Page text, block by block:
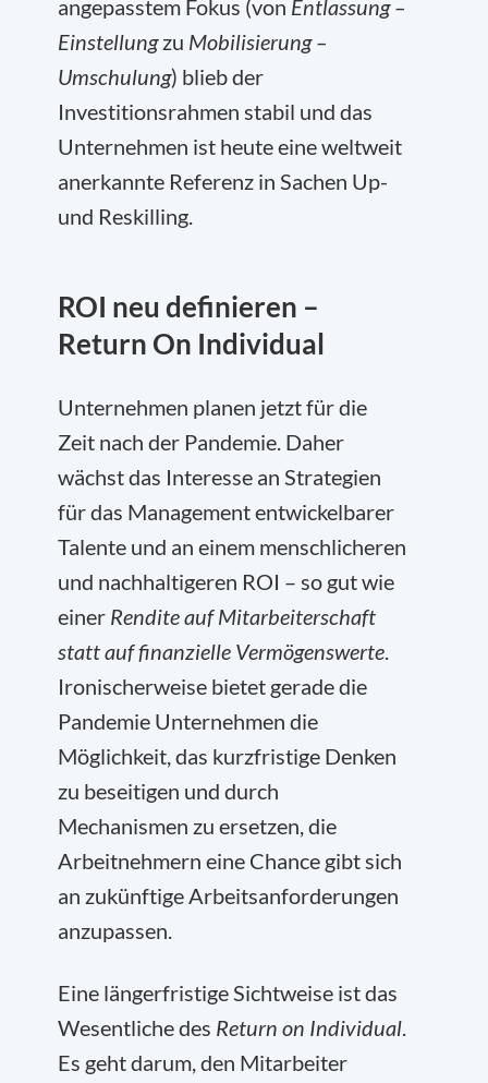
angepasstem Fokus (von Entlassung –
Einstellungzu Mobilisierung –
Umschulung) blieb der
Investitionsrahmen stabil und das
Unternehmen ist heute eine weltweit
anerkannte Referenz in Sachen Up-
und Reskilling.
ROI neu definieren –
Return On Individual
Unternehmen planen jetzt für die
Zeit nach der Pandemie. Daher
wächst das Interesse an Strategien
für das Management entwickelbarer
Talente und an einem menschlicheren
und nachhaltigeren ROI – so gut wie
einer Rendite auf Mitarbeiterschaft
statt auf finanzielle Vermögenswerte.
Ironischerweise bietet gerade die
Pandemie Unternehmen die
Möglichkeit, das kurzfristige Denken
zu beseitigen und durch
Mechanismen zu ersetzen, die
Arbeitnehmern eine Chance gibt sich
an zukünftige Arbeitsanforderungen
anzupassen.
Eine längerfristige Sichtweise ist das
Wesentliche des Return on Individual.
Es geht darum, den Mitarbeiter